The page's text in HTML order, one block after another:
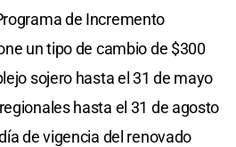
de Incremento
un tipo de cambio de $300
sojero hasta el 31 de mayo
hasta el 31 de agosto
de vigencia del renovado